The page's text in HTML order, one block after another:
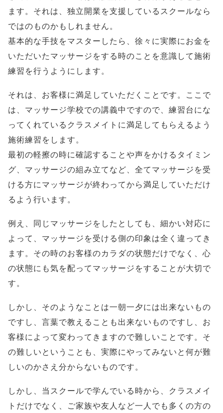
ます。それは、独立開業を支援しているスクールなら
ではのものかもしれません。
基本的な手技をマスターしたら、徐々に実際にお金を
いただいたマッサージをする時のことを意識して施術
練習を行うようにします。
それは、お客様に満足していただくことです。ここで
は、マッサージ学校での講義中ですので、練習台にな
ってくれているクラスメイトに満足してもらえるよう
施術練習をします。
最初の軽擦の時に確認することや声をかけるタイミン
グ、マッサージの組み立てなど、全てマッサージを受
ける方にマッサージが終わってから満足していただけ
るよう行います。
例え、同じマッサージをしたとしても、細かい対応に
よって、マッサージを受ける側の印象は全く違ってき
ます。その時のお客様のカラダの状態だけでなく、心
の状態にも気を配ってマッサージをすることが大切で
す。
しかし、そのようなことは一朝一夕には出来ないもの
ですし、言葉で教えることも出来ないものですし、お
客様によって変わってきますので難しいことです。そ
の難しいということも、実際にやってみないと何が難
しいのかさえ分からないものです。
しかし、当スクールで学んでいる時から、クラスメイ
トだけでなく、ご家族や友人など一人でも多くの方の